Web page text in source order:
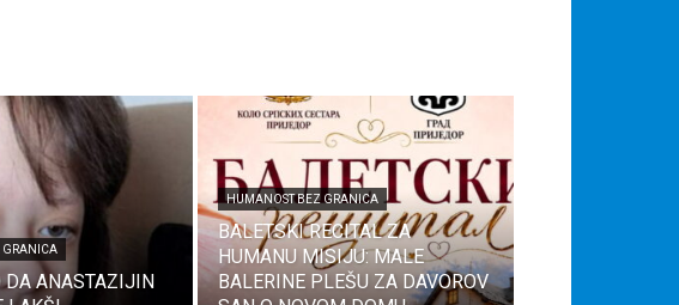
GRANICA
DA ANASTAZIJIN
HUMANOST BEZ GRANICA
BALETSKI RECITAL ZA
HUMANU MISIJU: MALE
BALERINE PLEŠU ZA DAVOROV